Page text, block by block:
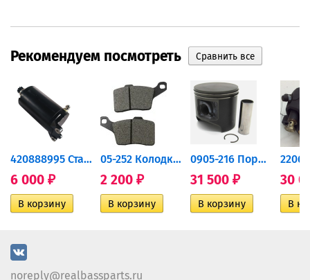
Рекомендуем посмотреть
420888995 Стартер для...
6 000 ₽
05-252 Колодки тормозные...
2 200 ₽
0905-216 Поршень Arctic Cat...
31 500 ₽ 30
noreply@realbassparts.ru